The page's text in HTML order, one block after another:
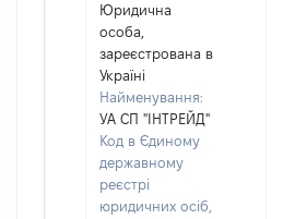
Юридична
особа,
зареєстрована в
Україні
Найменування:
УА СП "ІНТРЕЙД"
Код в Єдиному
державному
реєстрі
юридичних осіб,